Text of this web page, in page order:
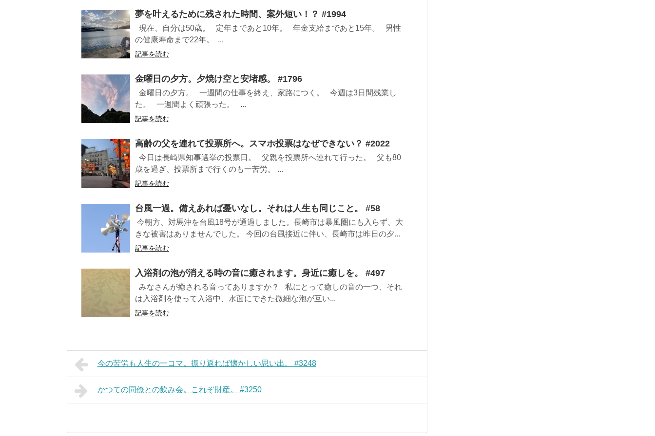
夢を叶えるために残された時間、案外短い！？ #1994
現在、自分は50歳。 定年まであと10年。 年金支給まであと15年。 男性
の健康寿命まで22年。 ...
記事を読む
金曜日の夕方。夕焼け空と安堵感。 #1796
金曜日の夕方。 一週間の仕事を終え、家路につく。 今週は3日間残業し
た。 一週間よく頑張った。 ...
記事を読む
高齢の父を連れて投票所へ。スマホ投票はなぜできない？ #2022
今日は長崎県知事選挙の投票日。 父親を投票所へ連れて行った。 父も80
歳を過ぎ、投票所まで行くのも一苦労。 ...
記事を読む
台風一過。備えあれば憂いなし。それは人生も同じこと。 #58
今朝方、対馬沖を台風18号が通過しました。長崎市は暴風圏にも入らず、大
きな被害はありませんでした。 今回の台風接近に伴い、長崎市は昨日の夕...
記事を読む
入浴剤の泡が消える時の音に癒されます。身近に癒しを。 #497
みなさんが癒される音ってありますか？ 私にとって癒しの音の一つ、それ
は入浴剤を使って入浴中、水面にできた微細な泡が互い...
記事を読む
今の苦労も人生の一コマ。振り返れば懐かしい思い出。 #3248
かつての同僚との飲み会。これぞ財産。 #3250